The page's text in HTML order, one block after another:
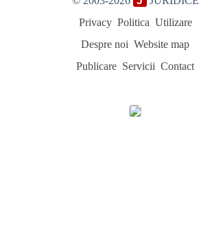
Privacy Politica Utilizare
Despre noi Website map
Publicare Servicii Contact